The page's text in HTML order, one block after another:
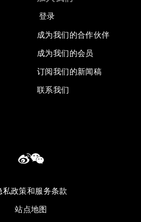
登录
成为我们的合作伙伴
成为我们的会员
订阅我们的新闻稿
联系我们
私政策和服务条款
站点地图